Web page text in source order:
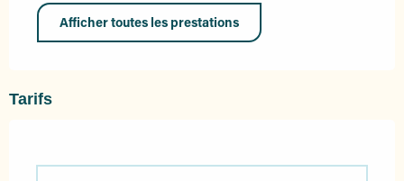
Afficher toutes les prestations
Tarifs